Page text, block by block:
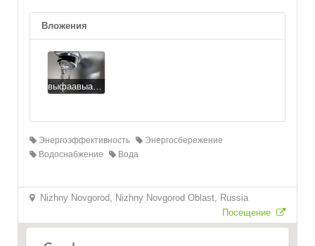
Вложения
выфаавыавы.jpg
Энергоэффективность
Энергосбережение
Водоснабжение
Вода
Nizhny Novgorod, Nizhny Novgorod Oblast, Russia
Посещение